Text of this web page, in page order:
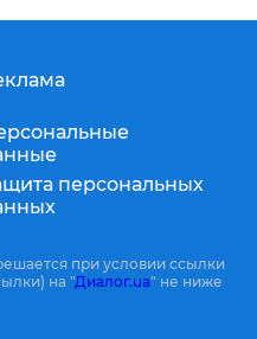
персональных
при условии ссылки
на "Диалог.ua" не ниже